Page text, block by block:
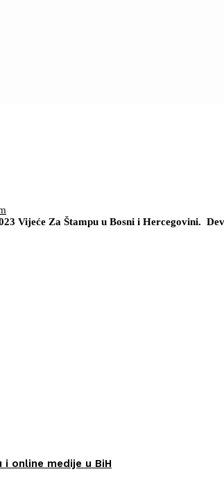
Vijeće Za Štampu u Bosni i Hercegovini.
i online medije u BiH